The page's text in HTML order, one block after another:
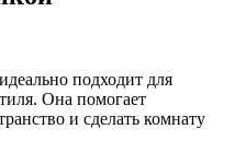
подходит для
Она помогает
и сделать комнату